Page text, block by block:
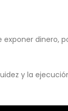
dinero,
y la